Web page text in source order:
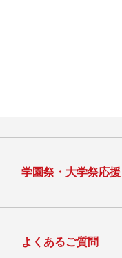
学園祭・大学祭応援
よくあるご質問